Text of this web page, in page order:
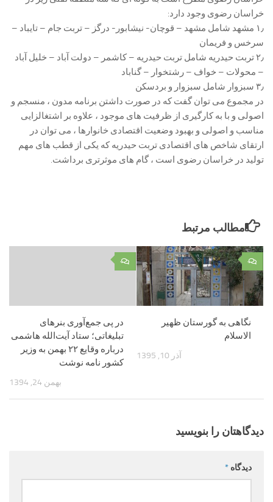
خراسان رضوی وجود دارد:
۱٫ مشهد شامل مشهد – قوچان- نیشابور- درگز – تربت جام – تایباد –
سرخس و فریمان
۲٫ تربت حیدریه شامل تربت حیدریه – کاشمر – دولت آباد – خلیل آباد
– محولات – خواف – رشتخوار – گناباد
۳٫ سبزوار شامل سبزوار و بردسکن
در مجموع می توان گفت که در صورت داشتن برنامه مدون ، منسجم و
اصولی و با به کارگیری از ظرفیت های موجود ، علاوه بر اشتغالزایی
مناسب و اصولی و بهبود وضعیت اقتصادی خانوارها ، می توان در
ارتقای شاخص های اقتصادی تربت حیدریه که یکی از قطب های مهم
تولید در خراسان رضوی است ، گام های موثرتری برداشت.
مطالب مرتبط
۰
در پی جمع‌آوری بنرهای
تبلیغاتی؛ ستاد آیت‌الله هاشمی
درباره وقایع ۲۲ بهمن به وزیر
کشور نامه نوشت
بهمن 24, 1394
۰
نگاهی به گورستان ظهیر
الاسلام
آذر 10, 1395
دیدگاهتان را بنویسید
دیدگاه *